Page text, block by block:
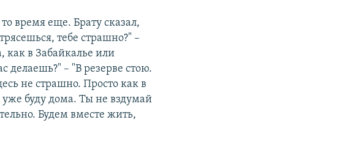
время еще. Брату сказал,
тебе страшно?" –
как в Забайкалье или
делаешь?" – "В резерве стою.
не страшно. Просто как в
буду дома. Ты не вздумай
Будем вместе жить,